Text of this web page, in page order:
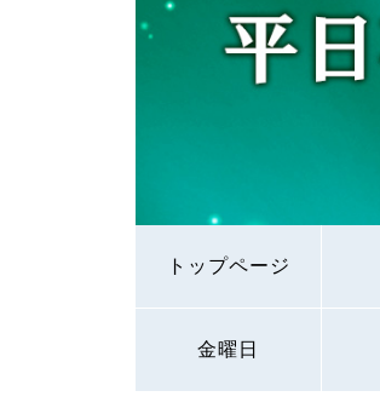
トップページ
金曜日